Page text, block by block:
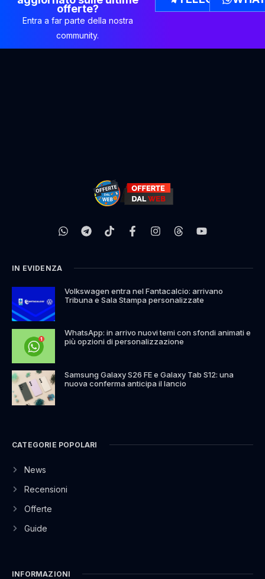
offerte?
Entra a far parte della nostra
community.
IN EVIDENZA
Volkswagen entra nel Fantacalcio: arrivano
Tribuna e Sala Stampa personalizzate
WhatsApp: in arrivo nuovi temi con sfondi animati e
più opzioni di personalizzazione
Samsung Galaxy S26 FE e Galaxy Tab S12: una
nuova conferma anticipa il lancio
CATEGORIE POPOLARI
News
Recensioni
Offerte
Guide
INFORMAZIONI